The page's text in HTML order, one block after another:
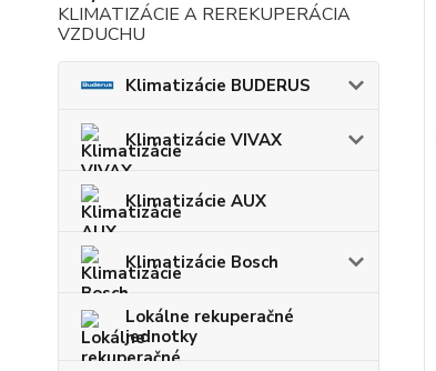
KLIMATIZÁCIE A REREKUPERÁCIA
VZDUCHU
Klimatizácie BUDERUS
Klimatizácie VIVAX
Klimatizácie AUX
Klimatizácie Bosch
Lokálne rekuperačné
jednotky